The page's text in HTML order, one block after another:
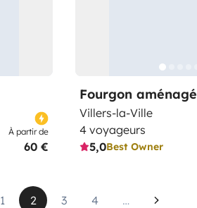
À partir de
60 €
Fourgon aménagé
Villers-la-Ville
4 voyageurs
5,0Best Owner
1 2 3 4 …